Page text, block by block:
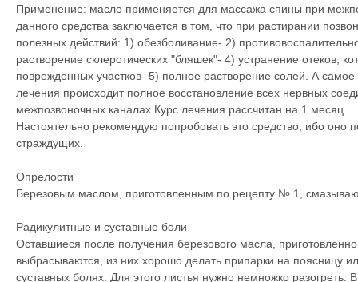
Применение: масло применяется для массажа спины при
данного средства заключается в том, что при растирании
полезных действий: 1) обезболивание- 2)
растворение склеротических "бляшек"- 4) устранение отеков,
поврежденных участков- 5) полное растворение солей. А самое
лечения происходит полное восстановление всех нервных
межпозвоночных каналах Курс лечения рассчитан на 1 месяц.
Настоятельно рекомендую попробовать это средство, ибо оно
страждущих.
Опрелости
Березовым маслом, приготовленным по рецепту № 1,
Радикулитные и суставные боли
Оставшиеся после получения березового масла,
выбрасываются, из них хорошо делать припарки на поясницу
суставных болях. Для этого листья нужно немножко разогреть.